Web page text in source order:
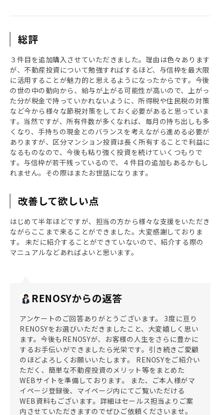
総評
３件目を追加購入させていただきました。理由は色々あります
が、不動産投資について勉強すればするほど、与信枠を最大限
に活用することが魅力的と思えるようになったからです。今後
の世の中の動向から、給与が上がる可能性が高いので、上がっ
た分が税金で持っていかれないように、所得税や住民税の対策
など今から様々な節税対策をしておく必要があると思っていま
す。当然ですが、所有件数が多くなれば、毎月の持ち出しも多
くなり、手持ちの現金とのバランスを考えながら進める必要が
ありますが、区分マンション投資は長く所有することで利益に
なるものなので、今後も粘り強く投資を続けていくつもりで
す。与信枠が若干残っているので、４件目の追加もあるかもし
れません。その際はまたお世話になります。
改善して欲しい点
はじめて半年ほどですが、担当の方から様々な支援をいただき
ながらここまで来ることができました。大変感謝しておりま
す。 未だに紹介することができていないので、紹介する際の
マニュアルなどあればよいと思います。
RENOSYからの返答
アンケートのご回答ありがとうございます。 3度に亘り
RENOSYをお選びいただきましたこと、大変嬉しく思い
ます。今後もRENOSYが、お客様の人生をさらに豊かに
するお手伝いができましたら光栄です。引き続きご愛顧
のほどよろしくお願いいたします。 RENOSYをご紹介い
ただく、簡単な不動産投資のメリット等をまとめた
WEBサイトを準備しております。 また、ご本人様がマ
イページ登録後、マイページ内にてご覧いただける
WEB資料もございます。詳細はセールス担当よりご案
内させていただきますのでぜひご依頼くださいませ。